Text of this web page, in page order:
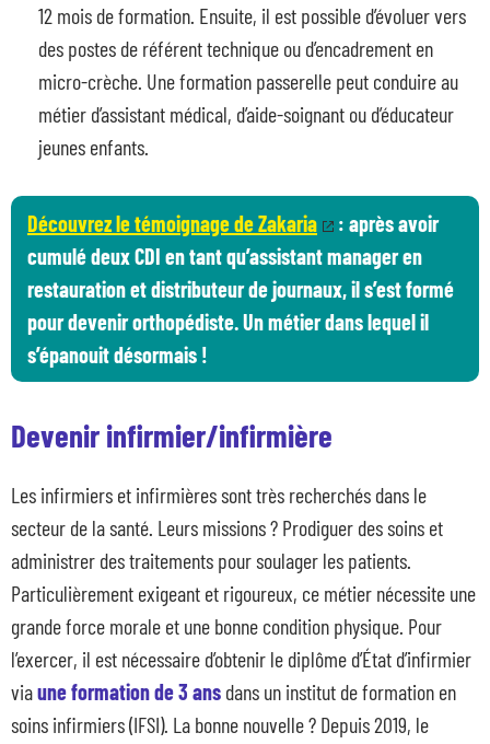
12 mois de formation. Ensuite, il est possible d’évoluer vers
des postes de référent technique ou d’encadrement en
micro-crèche. Une formation passerelle peut conduire au
métier d’assistant médical, d’aide-soignant ou d’éducateur
jeunes enfants.
Découvrez le témoignage de Zakaria
: après avoir
cumulé deux CDI en tant qu’assistant manager en
restauration et distributeur de journaux, il s’est formé
pour devenir orthopédiste. Un métier dans lequel il
s’épanouit désormais !
Devenir infirmier/infirmière
Les infirmiers et infirmières sont très recherchés dans le
secteur de la santé. Leurs missions ? Prodiguer des soins et
administrer des traitements pour soulager les patients.
Particulièrement exigeant et rigoureux, ce métier nécessite une
grande force morale et une bonne condition physique. Pour
l’exercer, il est nécessaire d’obtenir le diplôme d’État d’infirmier
viaune formation de 3 ans dans un institut de formation en
soins infirmiers (IFSI). La bonne nouvelle ? Depuis 2019, le